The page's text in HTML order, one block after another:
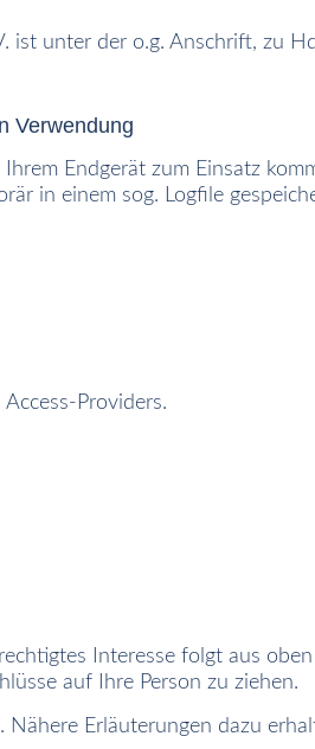
ist unter der o.g. Anschrift, zu
Verwendung
Endgerät zum Einsatz
in einem sog. Logfile
Providers.
Interesse folgt aus
auf Ihre Person zu ziehen.
Erläuterungen dazu